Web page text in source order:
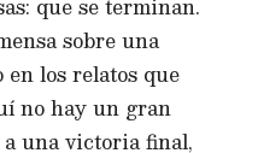
que se terminan.
sobre una
los relatos que
no hay un gran
una victoria final,